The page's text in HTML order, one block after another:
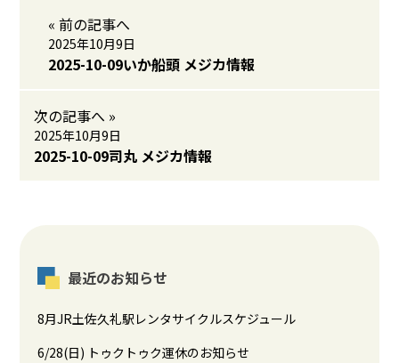
« 前の記事へ
2025年10月9日
2025-10-09いか船頭 メジカ情報
次の記事へ »
2025年10月9日
2025-10-09司丸 メジカ情報
最近のお知らせ
8月JR土佐久礼駅レンタサイクルスケジュール
6/28(日) トゥクトゥク運休のお知らせ